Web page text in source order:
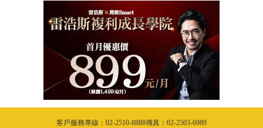
客戶服務專線：02-2510-8888傳真：02-2503-6989